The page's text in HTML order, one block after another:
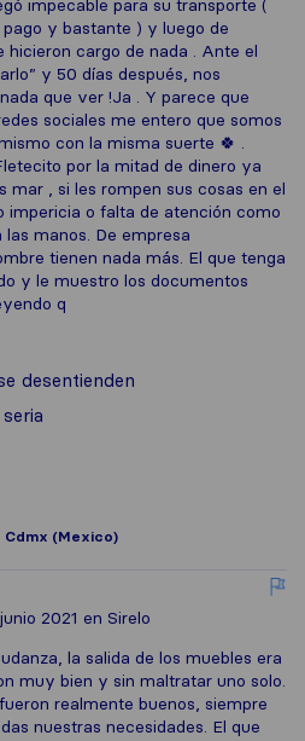
impecable para su transporte (
y bastante ) y luego de
hicieron cargo de nada . Ante el
y 50 días después, nos
que ver !Ja . Y parece que
sociales me entero que somos
con la misma suerte 🍀 .
por la mitad de dinero ya
mar , si les rompen sus cosas en el
impericia o falta de atención como
manos. De empresa
tienen nada más. El que tenga
y le muestro los documentos
q
desentienden
Cdmx (Mexico)
2021 en Sirelo
la salida de los muebles era
muy bien y sin maltratar uno solo.
realmente buenos, siempre
nuestras necesidades. El que